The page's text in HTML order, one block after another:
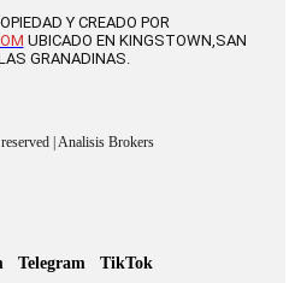
Y CREADO POR
UBICADO EN KINGSTOWN,SAN
GRANADINAS.
| Analisis Brokers
Telegram
TikTok